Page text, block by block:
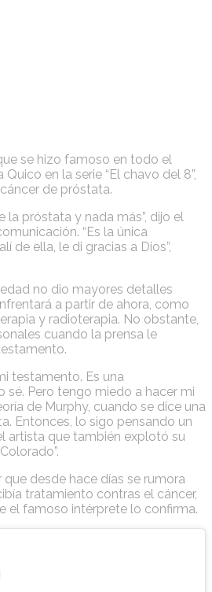
se hizo famoso en todo el
en la serie “El chavo del 8”,
de próstata.
la próstata y nada más”, dijo el
“Es la única
de ella, le di gracias a Dios”,
no dio mayores detalles
a partir de ahora, como
y radioterapia. No obstante,
cuando la prensa le
testamento. Es una
sé. Pero tengo miedo a hacer mi
de Murphy, cuando se dice una
Entonces, lo sigo pensando un
artista que también explotó su
desde hace días se rumora
tratamiento contras el cáncer,
el famoso intérprete lo confirma.